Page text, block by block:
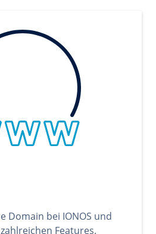
Domain bei IONOS und
Features.